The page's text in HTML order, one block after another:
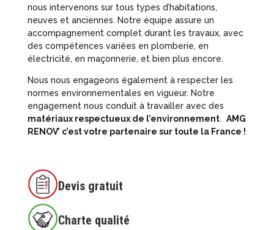
nous intervenons sur tous types d’habitations,
neuves et anciennes. Notre équipe assure un
accompagnement complet durant les travaux, avec
des compétences variées en plomberie, en
électricité, en maçonnerie, et bien plus encore.
Nous nous engageons également à respecter les
normes environnementales en vigueur. Notre
engagement nous conduit à travailler avec des
matériaux respectueux de l’environnement. AMG
RENOV’ c’est votre partenaire sur toute la France !
Devis gratuit
Charte qualité